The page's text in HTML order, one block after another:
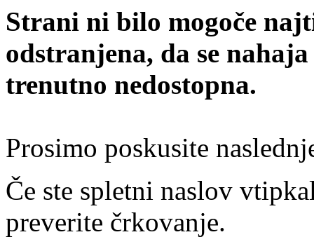
Strani ni bilo mogoče
odstranjena, da se
trenutno nedostopna.
Prosimo poskusite
Če ste spletni naslov
preverite črkovanje.